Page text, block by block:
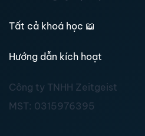
Tất cả khoá học 📖
Hướng dẫn kích hoạt
Công ty TNHH Zeitgeist
MST: 0315976395